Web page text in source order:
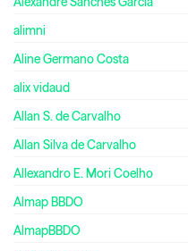
alimni
Aline Germano Costa
alix vidaud
Allan S. de Carvalho
Allan Silva de Carvalho
Allexandro E. Mori Coelho
Almap BBDO
AlmapBBDO